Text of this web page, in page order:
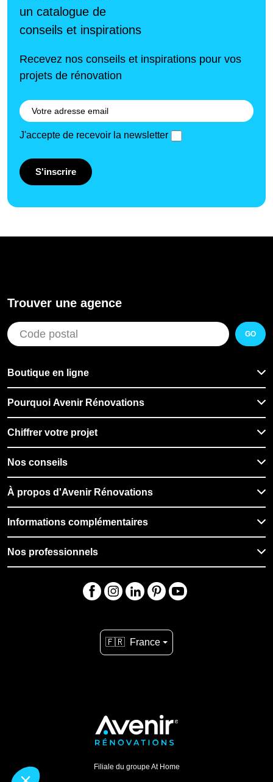
un catalogue de
conseils et inspirations
Recevez nos conseils et inspirations pour vos
projets de rénovation
J'accepte de recevoir la newsletter
S'inscrire
Trouver une agence
GO
Boutique en ligne
Pourquoi Avenir Rénovations
Chiffrer votre projet
Nos conseils
À propos d'Avenir Rénovations
Informations complémentaires
Nos professionnels
🇫🇷 France
Filiale du groupe At Home